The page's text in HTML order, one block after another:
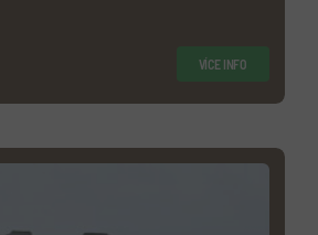
VÍCE INFO